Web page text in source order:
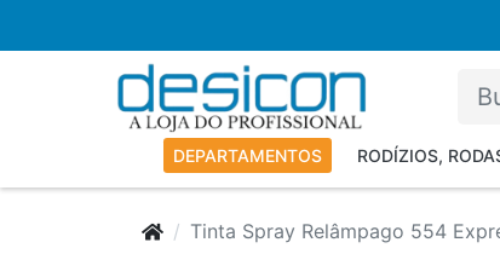
DEPARTAMENTOS RODÍZIOS,
Tinta Spray Relâmpago 554